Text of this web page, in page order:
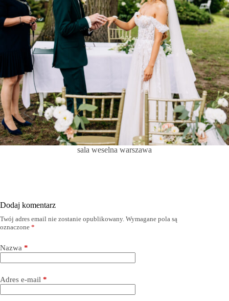
sala weselna warszawa
Dodaj komentarz
Twój adres email nie zostanie opublikowany. Wymagane pola są
oznaczone *
Nazwa *
Adres e-mail *